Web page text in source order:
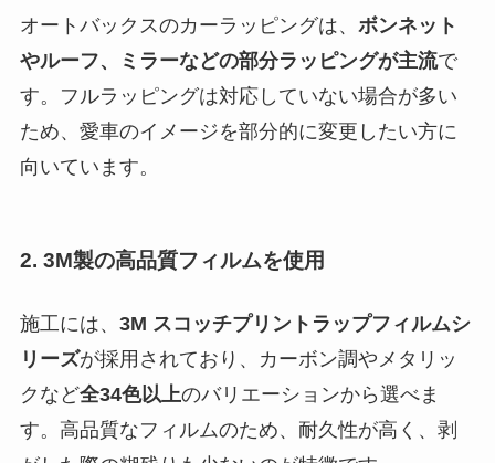
オートバックスのカーラッピングは、 ボンネット
やルーフ、ミラーなどの部分ラッピングが主流で
す。フルラッピングは対応していない場合が多い
ため、愛車のイメージを部分的に変更したい方に
向いています。
2. 3M製の高品質フィルムを使用
施工には、 3M スコッチプリントラップフィルムシ
リーズが採用されており、カーボン調やメタリッ
クなど全34色以上のバリエーションから選べま
す。高品質なフィルムのため、耐久性が高く、剥